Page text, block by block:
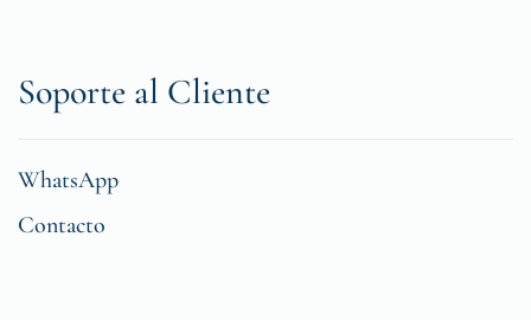
Soporte al Cliente
WhatsApp
Contacto